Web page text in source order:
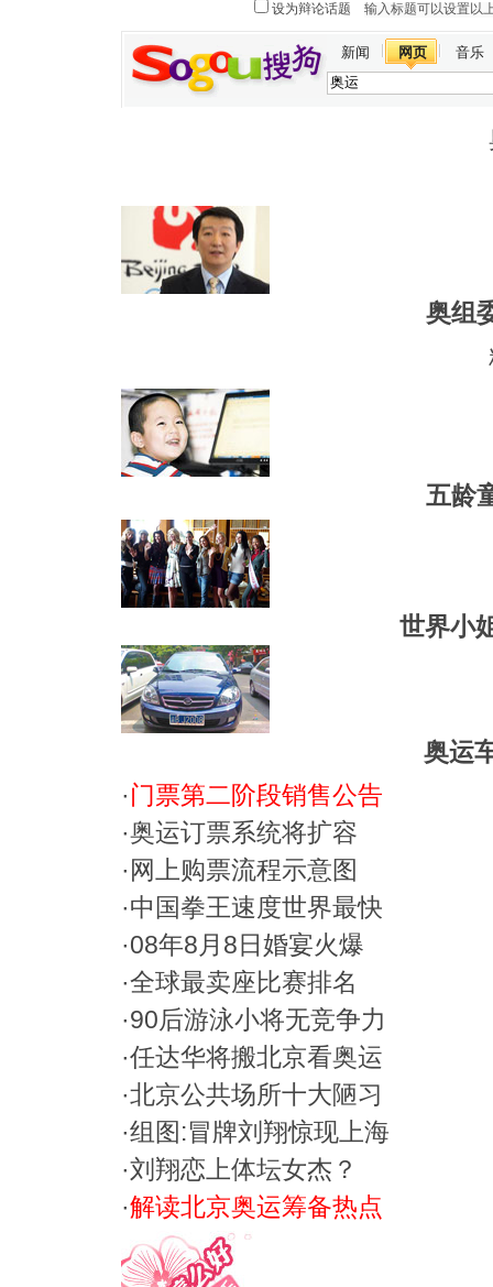
设为辩论话题
新闻 网页 音乐
奥组
五龄
世界小
奥运
·门票第二阶段销售公告
·奥运订票系统将扩容
·网上购票流程示意图
·中国拳王速度世界最快
·08年8月8日婚宴火爆
·全球最卖座比赛排名
·90后游泳小将无竞争力
·任达华将搬北京看奥运
·北京公共场所十大陋习
·组图:冒牌刘翔惊现上海
·刘翔恋上体坛女杰？
·解读北京奥运筹备热点